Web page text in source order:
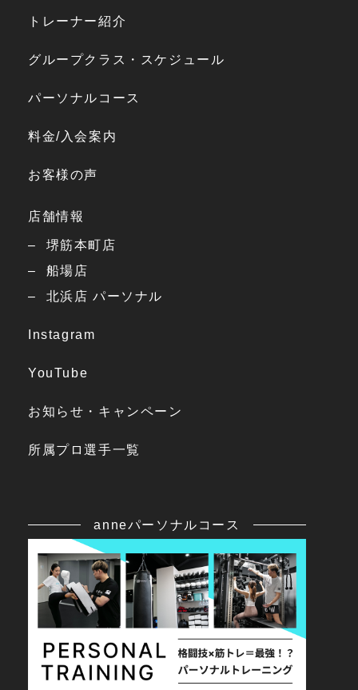
トレーナー紹介
グループクラス・スケジュール
パーソナルコース
料金/入会案内
お客様の声
店舗情報
堺筋本町店
船場店
北浜店 パーソナル
Instagram
YouTube
お知らせ・キャンペーン
所属プロ選手一覧
anneパーソナルコース